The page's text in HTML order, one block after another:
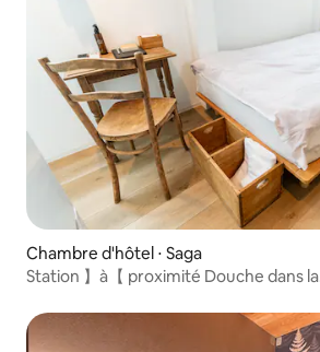
Chambre d'hôtel ⋅ Saga
Station 】à【 proximité Douche dans la